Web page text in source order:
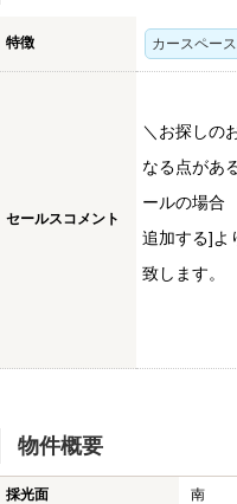
特徴 カースペー
セールスコメント
＼お探しの
なる点があ
ールの場合
追加する]よ
致します。
物件概要
採光面 南